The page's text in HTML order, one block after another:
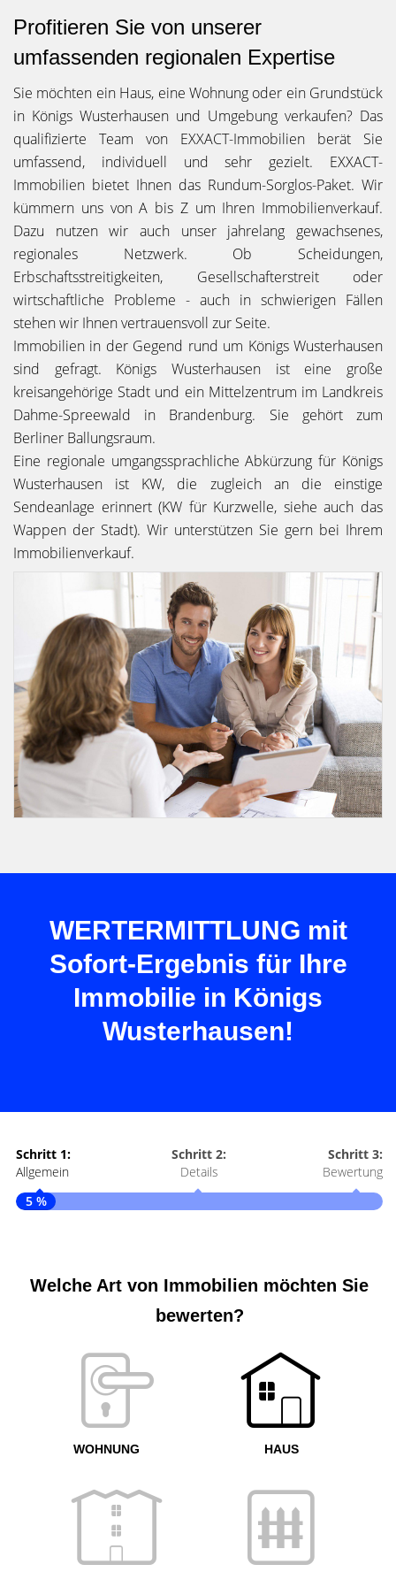
Profitieren Sie von unserer
umfassenden regionalen Expertise
Sie möchten ein Haus, eine Wohnung oder ein Grundstück
in Königs Wusterhausen und Umgebung verkaufen? Das
qualifizierte Team von EXXACT-Immobilien berät Sie
umfassend, individuell und sehr gezielt. EXXACT-
Immobilien bietet Ihnen das Rundum-Sorglos-Paket. Wir
kümmern uns von A bis Z um Ihren Immobilienverkauf.
Dazu nutzen wir auch unser jahrelang gewachsenes,
regionales Netzwerk. Ob Scheidungen,
Erbschaftsstreitigkeiten, Gesellschafterstreit oder
wirtschaftliche Probleme - auch in schwierigen Fällen
stehen wir Ihnen vertrauensvoll zur Seite.
Immobilien in der Gegend rund um Königs Wusterhausen
sind gefragt. Königs Wusterhausen ist eine große
kreisangehörige Stadt und ein Mittelzentrum im Landkreis
Dahme-Spreewald in Brandenburg. Sie gehört zum
Berliner Ballungsraum.
Eine regionale umgangssprachliche Abkürzung für Königs
Wusterhausen ist KW, die zugleich an die einstige
Sendeanlage erinnert (KW für Kurzwelle, siehe auch das
Wappen der Stadt). Wir unterstützen Sie gern bei Ihrem
Immobilienverkauf.
WERTERMITTLUNG mit
Sofort-Ergebnis für Ihre
Immobilie in Königs
Wusterhausen!
Schritt 1:
Allgemein
Schritt 2:
Details
Schritt 3:
Bewertung
5 %
Welche Art von Immobilien möchten Sie
bewerten?
WOHNUNG HAUS